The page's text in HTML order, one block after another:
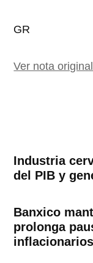
GR
Ver nota original
Industria
del PIB y
Banxico
prolonga
inflacionarios